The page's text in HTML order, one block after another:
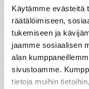
Käytämme evästeitä
räätälöimiseen,
tukemiseen ja
jaamme sosiaalisen
alan
sivustoamme.
tietoja muihin
Tähtimerkit
Unien tulkinta
Kiinalainen